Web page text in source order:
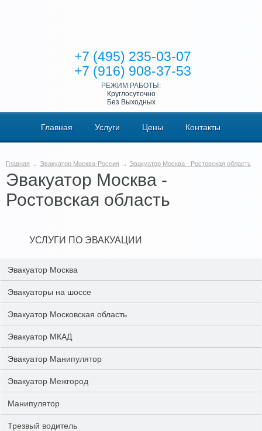
+7 (495) 235-03-07
+7 (916) 908-37-53
РЕЖИМ РАБОТЫ:
Круглосуточно
Без Выходных
Главная Услуги Цены Контакты
Главная → Эвакуатор Москва-Россия → Эвакуатор Москва - Ростовская область
Эвакуатор Москва -
Ростовская область
УСЛУГИ ПО ЭВАКУАЦИИ
Эвакуатор Москва
Эвакуаторы на шоссе
Эвакуатор Московская область
Эвакуатор МКАД
Эвакуатор Манипулятор
Эвакуатор Межгород
Манипулятор
Трезвый водитель